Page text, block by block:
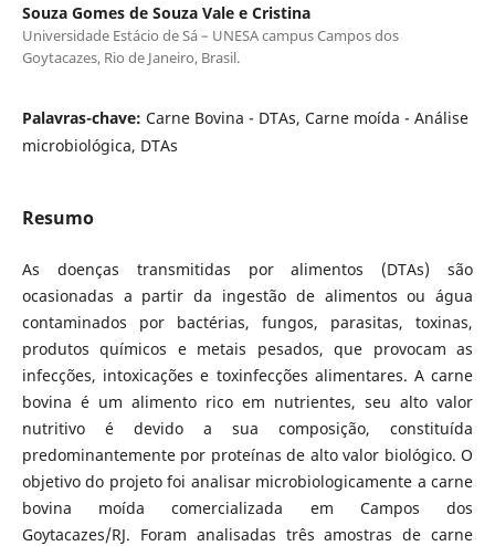
Souza Gomes de Souza Vale e Cristina
Universidade Estácio de Sá – UNESA campus Campos dos
Goytacazes, Rio de Janeiro, Brasil.
Palavras-chave: Carne Bovina - DTAs, Carne moída - Análise
microbiológica, DTAs
Resumo
As doenças transmitidas por alimentos (DTAs) são
ocasionadas a partir da ingestão de alimentos ou água
contaminados por bactérias, fungos, parasitas, toxinas,
produtos químicos e metais pesados, que provocam as
infecções, intoxicações e toxinfecções alimentares. A carne
bovina é um alimento rico em nutrientes, seu alto valor
nutritivo é devido a sua composição, constituída
predominantemente por proteínas de alto valor biológico. O
objetivo do projeto foi analisar microbiologicamente a carne
bovina moída comercializada em Campos dos
Goytacazes/RJ. Foram analisadas três amostras de carne